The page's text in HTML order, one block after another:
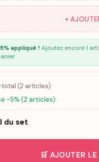
+
appliqué ! Ajoutez encore 1
total (2articles)
-5% (2 articles)
du set
🛒 AJOUTER